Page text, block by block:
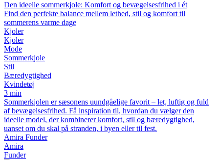
Den ideelle sommerkjole: Komfort og bevægelsesfrihed i ét
Find den perfekte balance mellem lethed, stil og komfort til
sommerens varme dage
Kjoler
Kjoler
Mode
Sommerkjole
Stil
Bæredygtighed
Kvindetøj
3 min
Sommerkjolen er sæsonens uundgåelige favorit – let, luftig og fuld
af bevægelsesfrihed. Få inspiration til, hvordan du vælger den
ideelle model, der kombinerer komfort, stil og bæredygtighed,
uanset om du skal på stranden, i byen eller til fest.
Amira Funder
Amira
Funder